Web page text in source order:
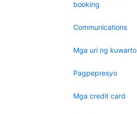
booking
Communications
Mga uri ng kuwarto
Pagpepresyo
Mga credit card